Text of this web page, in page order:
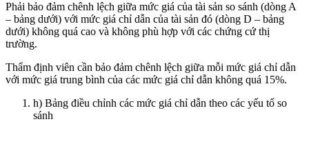
Phải bảo đảm chênh lệch giữa mức giá của tài sản so sánh (dòng A
– bảng dưới) với mức giá chỉ dẫn của tài sản đó (dòng D – bảng
dưới) không quá cao và không phù hợp với các chứng cứ thị
trường.
Thẩm định viên cần bảo đảm chênh lệch giữa mỗi mức giá chỉ dẫn
với mức giá trung bình của các mức giá chỉ dẫn không quá 15%.
h) Bảng điều chỉnh các mức giá chỉ dẫn theo các yếu tố so
sánh